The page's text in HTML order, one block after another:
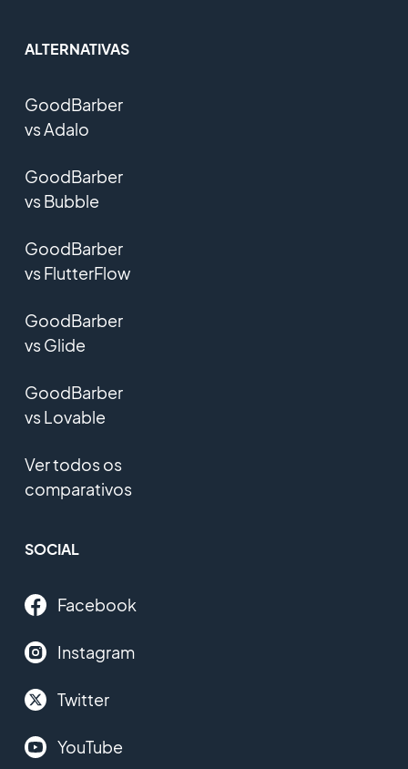
ALTERNATIVAS
GoodBarber
vs Adalo
GoodBarber
vs Bubble
GoodBarber
vs FlutterFlow
GoodBarber
vs Glide
GoodBarber
vs Lovable
Ver todos os
comparativos
SOCIAL
Facebook
Instagram
Twitter
YouTube